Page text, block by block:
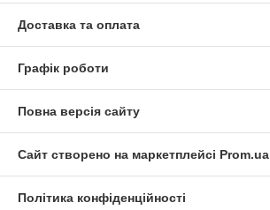
Доставка та оплата
Графік роботи
Повна версія сайту
Сайт створено на маркетплейсі Prom.ua
Політика конфіденційності